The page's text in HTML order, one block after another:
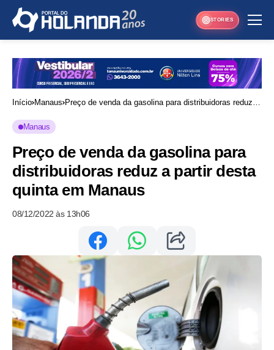
STORIES
Início Manaus Preço de venda da gasolina para distribuidoras reduz a
Manaus
Preço de venda da gasolina para
distribuidoras reduz a partir desta
quinta em Manaus
08/12/2022 às 13h06